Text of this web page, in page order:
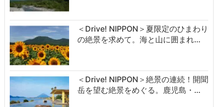
＜Drive! NIPPON＞夏限定のひまわり
の絶景を求めて。海と山に囲まれ…
＜Drive! NIPPON＞絶景の連続！開聞
岳を望む絶景をめぐる。鹿児島・…